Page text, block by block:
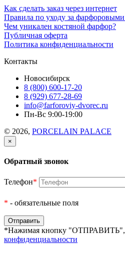
Как сделать заказ через интернет
Правила по уходу за
Чем уникален костяной фарфор?
Публичная оферта
Политика конфиденциальности
Контакты
Новосибирск
8 (800) 600-17-20
8 (929) 677-28-69
info@farforoviy-dvorec.ru
Пн-Вс 9:00-19:00
© 2026, PORCELAIN PALACE
×
Обратный звонок
Телефон*
* - обязательные поля
*Нажимая кнопку "ОТПРАВИТЬ",
конфиденциальности